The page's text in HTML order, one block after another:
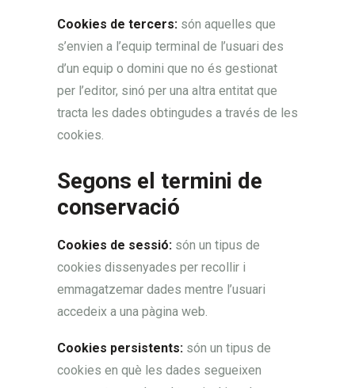
Cookies de tercers: són aquelles que
s’envien a l’equip terminal de l’usuari des
d’un equip o domini que no és gestionat
per l’editor, sinó per una altra entitat que
tracta les dades obtingudes a través de les
cookies.
Segons el termini de
conservació
Cookies de sessió: són un tipus de
cookies dissenyades per recollir i
emmagatzemar dades mentre l’usuari
accedeix a una pàgina web.
Cookies persistents: són un tipus de
cookies en què les dades segueixen